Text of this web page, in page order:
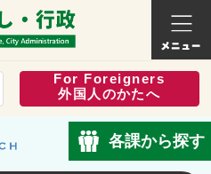
常総市公式ホームページ
くらし
For Foreigners
外国人のかたへ
各課から探す